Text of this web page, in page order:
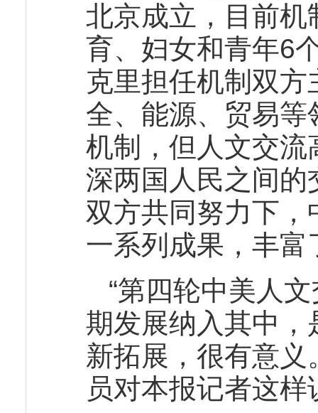
北京成立，目前
育、妇女和青年6
克里担任机制双
全、能源、贸易
机制，但人文交
深两国人民之间
双方共同努力下
一系列成果，丰
“第四轮中美人
期发展纳入其中
新拓展，很有意义
员对本报记者这样